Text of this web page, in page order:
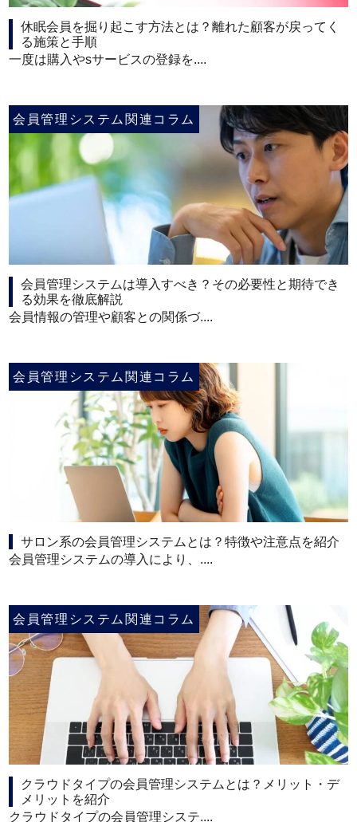
休眠会員を掘り起こす方法とは？離れた顧客が戻ってく
る施策と手順
一度は購入やsサービスの登録を....
会員管理システム関連コラム
会員管理システムは導入すべき？その必要性と期待でき
る効果を徹底解説
会員情報の管理や顧客との関係づ....
会員管理システム関連コラム
サロン系の会員管理システムとは？特徴や注意点を紹介
会員管理システムの導入により、....
会員管理システム関連コラム
クラウドタイプの会員管理システムとは？メリット・デ
メリットを紹介
クラウドタイプの会員管理システ....